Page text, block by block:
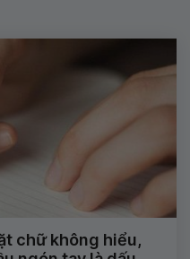
chữ không hiểu,